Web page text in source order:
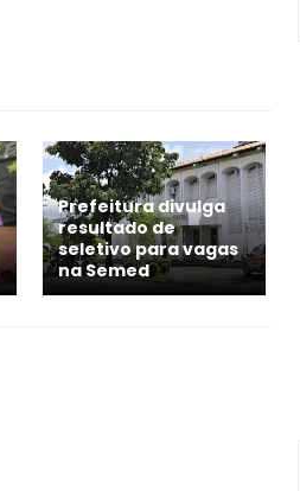
Prefeitura divulga
resultado de
seletivo para vagas
na Semed